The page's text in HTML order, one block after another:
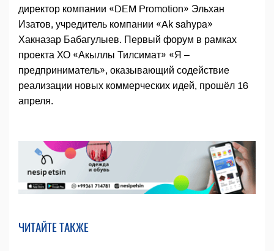
директор компании «DEM Promotion» Эльхан
Изатов, учредитель компании «Ak sahypa»
Хакназар Бабагулыев. Первый форум в рамках
проекта ХО «Акыллы Тилсимат» «Я –
предприниматель», оказывающий содействие
реализации новых коммерческих идей, прошёл 16
апреля.
ЧИТАЙТЕ ТАКЖЕ